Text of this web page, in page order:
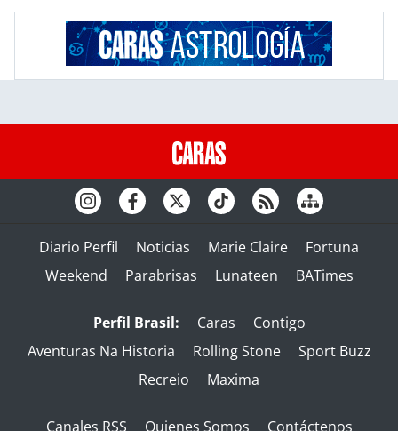
Diario Perfil Noticias Marie Claire
Fortuna
Weekend
Parabrisas Lunateen BATimes
Perfil Brasil: Caras
Contigo
Aventuras Na Historia
Rolling Stone
Sport Buzz
Recreio
Maxima
Canales RSS Quienes Somos Contáctenos